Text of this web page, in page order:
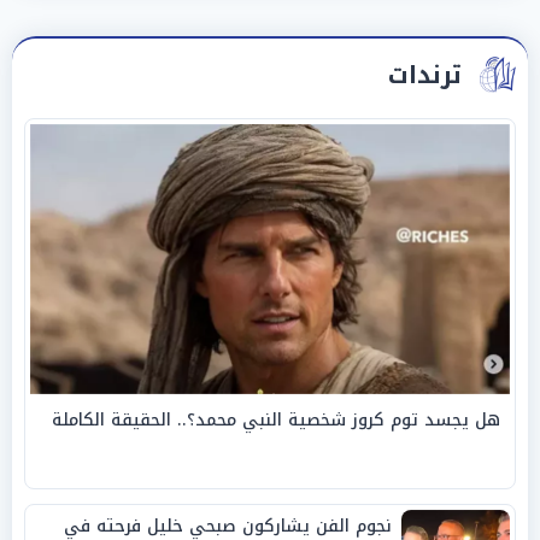
ترندات
هل يجسد توم كروز شخصية النبي محمد؟.. الحقيقة الكاملة
نجوم الفن يشاركون صبحي خليل فرحته في